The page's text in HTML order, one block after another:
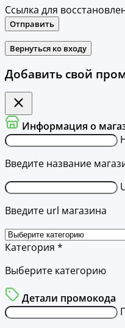
Ссылка для
Отправить
Вернуться ко входу
Добавить свой
Информация о
Введите название
Введите url магазина
Категория *
Выберите категорию
Детали промокода